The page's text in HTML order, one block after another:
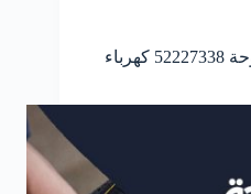
رقم خدمة بنشر شاليهات الدوحة 52227338 كهرباء